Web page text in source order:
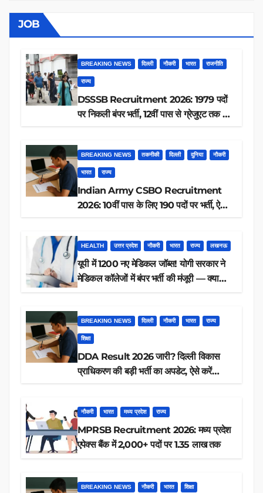
JOB
BREAKING NEWS दिल्ली नौकरी भारत राजनीति
राज्य
DSSSB Recruitment 2026: 1979 पदों
पर निकली बंपर भर्ती, 12वीं पास से ग्रेजुएट तक करें
BREAKING NEWS तकनीकी दिल्ली दुनिया नौकरी
भारत राज्य
Indian Army CSBO Recruitment
2026: 10वीं पास के लिए 190 पदों पर भर्ती, ऐसे
HEALTH उत्तर प्रदेश नौकरी भारत राज्य लखनऊ
यूपी में 1200 नए मेडिकल जॉब्स! योगी सरकार ने
मेडिकल कॉलेजों में बंपर भर्ती की मंजूरी — क्या
BREAKING NEWS दिल्ली नौकरी भारत राज्य
शिक्षा
DDA Result 2026 जारी? दिल्ली विकास
प्राधिकरण की बड़ी भर्ती का अपडेट, ऐसे करें
नौकरी भारत मध्य प्रदेश राज्य
MPRSB Recruitment 2026: मध्य प्रदेश
एपेक्स बैंक में 2,000+ पदों पर 1.35 लाख तक
BREAKING NEWS नौकरी भारत शिक्षा